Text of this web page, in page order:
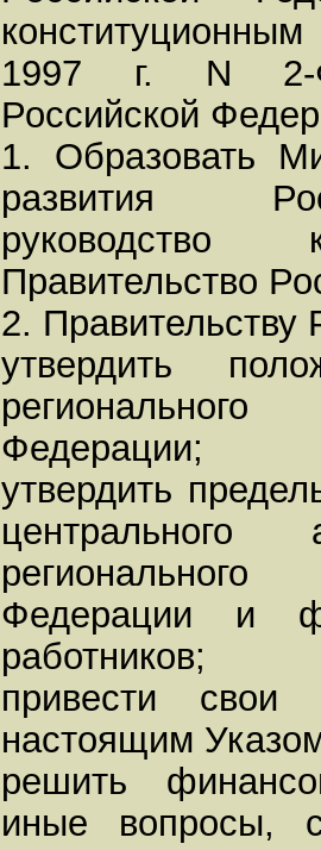
1997 г. N 2-
Российской
1. Образовать
развития
руководство
Правительство
2. Правительству
утвердить
Федерации;
утвердить
центрального
Федерации и
работников;
привести свои
настоящим
решить
иные вопросы,